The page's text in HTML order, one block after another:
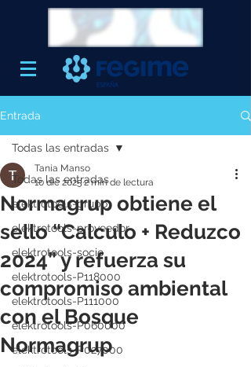
Entrada
Todas las entradas
elektrotools-grupo
elektrotools-proveedor
elektrotools-socio
elektrotools-P118000
elektrotools-P111000
elektrotools-P060000
elektrotools-P027000
Todas las entradas
Normagrup obtiene el
sello “Calculo + Reduzco
2024” y refuerza su
compromiso ambiental
con el Bosque
Normagrup
Tania Manso
10 dic 20252 min de lectura